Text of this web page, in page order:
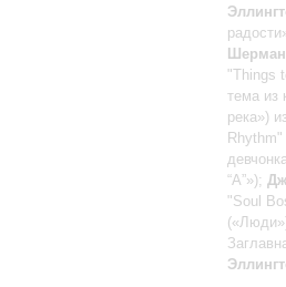
Шерман
"Things
тема из
река»)
“A”»);
"Soul